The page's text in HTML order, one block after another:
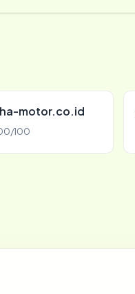
motor.co.id
100